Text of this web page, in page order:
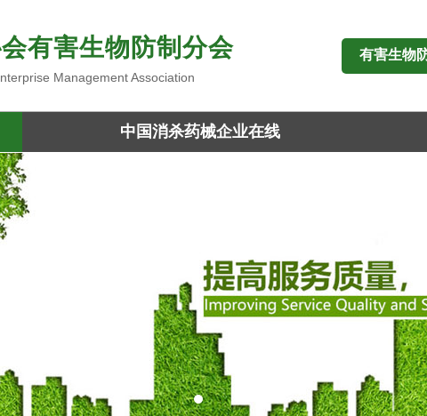
有害生物防制分会 有害生物
Management Association
中国消杀药械企业在线